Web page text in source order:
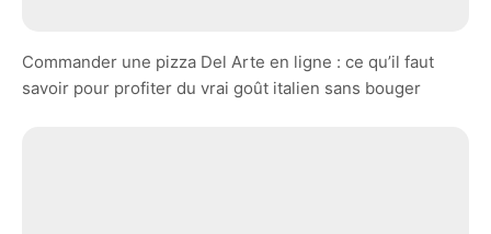
Commander une pizza Del Arte en ligne : ce qu’il faut
savoir pour profiter du vrai goût italien sans bouger